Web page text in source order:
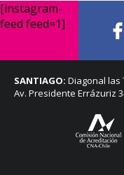
[instagram-
feed feed=1]
SANTIAGO: Diagonal las
Av. Presidente Errázuriz